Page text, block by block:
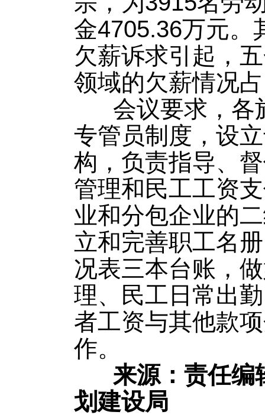
金4705.36万元。
欠薪诉求引起，
领域的欠薪情况
会议要求，各
专管员制度，设
构，负责指导、
管理和民工工资
业和分包企业的
立和完善职工名
况表三本台账，
理、民工日常出
者工资与其他款
作。
来源：责任编
划建设局